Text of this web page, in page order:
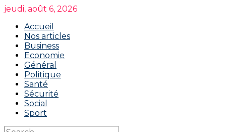
jeudi, août 6, 2026
Accueil
Nos articles
Business
Economie
Général
Politique
Santé
Sécurité
Social
Sport